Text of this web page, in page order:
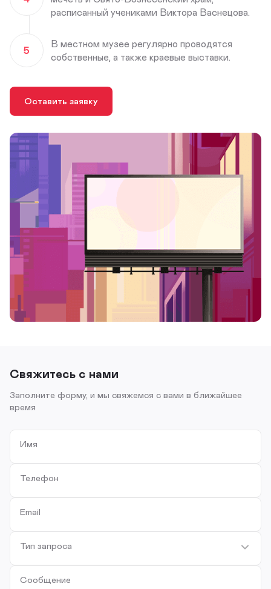
расписанный учениками Виктора Васнецова.
5
В местном музее регулярно проводятся
собственные, а также краевые выставки.
Оставить заявку
Свяжитесь с нами
Заполните форму, и мы свяжемся с вами в ближайшее
время
Имя
Телефон
Email
Тип запроса
Сообщение